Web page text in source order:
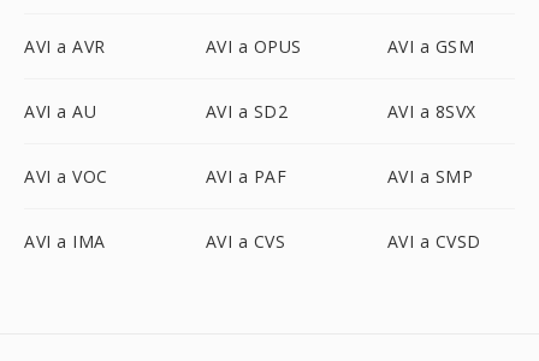
AVI a AVR AVI a OPUS AVI a GSM
AVI a AU AVI a SD2 AVI a 8SVX
AVI a VOC AVI a PAF AVI a SMP
AVI a IMA AVI a CVS AVI a CVSD